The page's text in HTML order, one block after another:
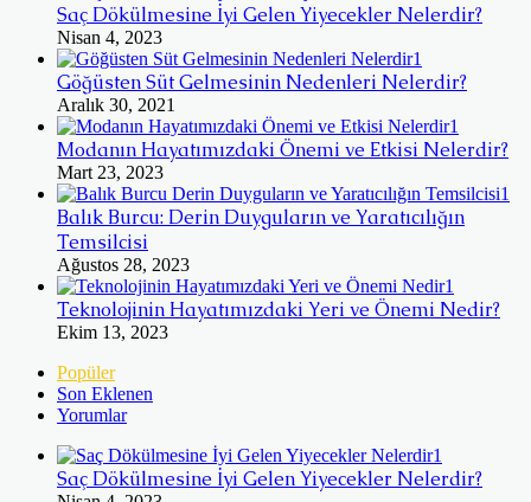
Saç Dökülmesine İyi Gelen Yiyecekler Nelerdir?
Nisan 4, 2023
Göğüsten Süt Gelmesinin Nedenleri Nelerdir?
Aralık 30, 2021
Modanın Hayatımızdaki Önemi ve Etkisi Nelerdir?
Mart 23, 2023
Balık Burcu: Derin Duyguların ve Yaratıcılığın
Temsilcisi
Ağustos 28, 2023
Teknolojinin Hayatımızdaki Yeri ve Önemi Nedir?
Ekim 13, 2023
Popüler
Son Eklenen
Yorumlar
Saç Dökülmesine İyi Gelen Yiyecekler Nelerdir?